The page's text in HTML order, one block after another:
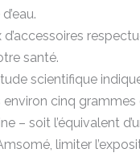
d’accessoires
santé.
scientifique
cinq grammes
– soit l’équivalent
limiter